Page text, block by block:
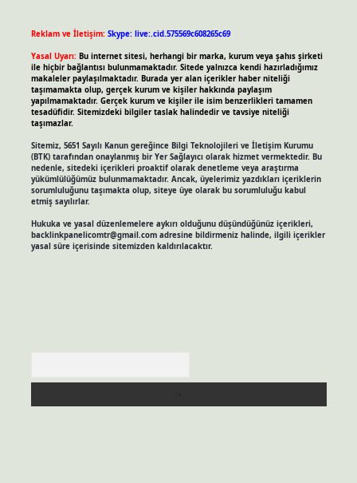
Reklam ve İletişim: Skype: live:.cid.575569c608265c69
Yasal Uyarı: Bu internet sitesi, herhangi bir marka, kurum veya şahıs şirketi
ile hiçbir bağlantısı bulunmamaktadır. Sitede yalnızca kendi hazırladığımız
makaleler paylaşılmaktadır. Burada yer alan içerikler haber niteliği
taşımamakta olup, gerçek kurum ve kişiler hakkında paylaşım
yapılmamaktadır. Gerçek kurum ve kişiler ile isim benzerlikleri tamamen
tesadüfidir. Sitemizdeki bilgiler taslak halindedir ve tavsiye niteliği
taşımazlar.
Sitemiz, 5651 Sayılı Kanun gereğince Bilgi Teknolojileri ve İletişim Kurumu
(BTK) tarafından onaylanmış bir Yer Sağlayıcı olarak hizmet vermektedir. Bu
nedenle, sitedeki içerikleri proaktif olarak denetleme veya araştırma
yükümlülüğümüz bulunmamaktadır. Ancak, üyelerimiz yazdıkları içeriklerin
sorumluluğunu taşımakta olup, siteye üye olarak bu sorumluluğu kabul
etmiş sayılırlar.
Hukuka ve yasal düzenlemelere aykırı olduğunu düşündüğünüz içerikleri,
backlinkpanelicomtr@gmail.comadresine bildirmeniz halinde, ilgili içerikler
yasal süre içerisinde sitemizden kaldırılacaktır.